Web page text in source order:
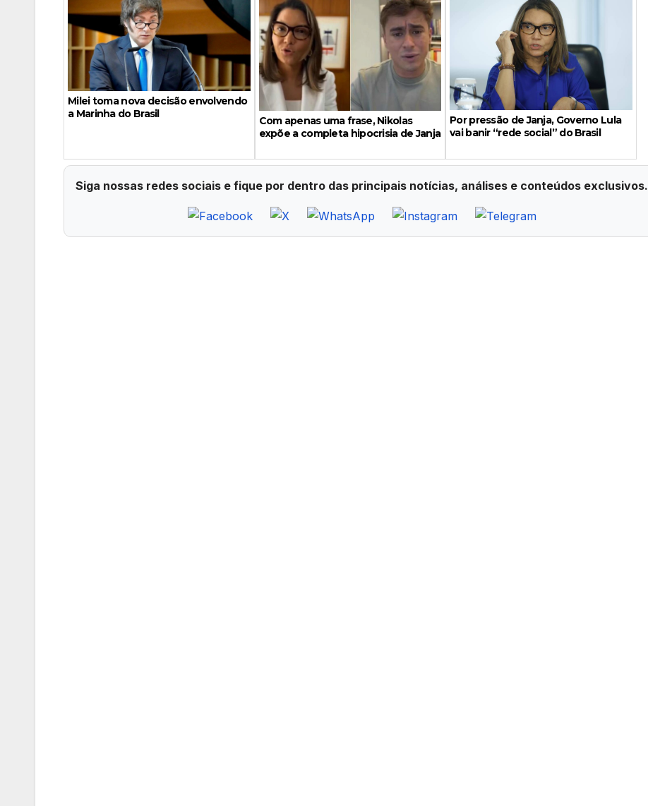
Milei toma nova decisão envolvendo
a Marinha do Brasil
Com apenas uma frase, Nikolas
expõe a completa hipocrisia de Janja
Por pressão de Janja, Governo Lula
vai banir “rede social” do Brasil
Siga nossas redes sociais e fique por dentro das principais notícias, análises e conteúdos exclusivos.